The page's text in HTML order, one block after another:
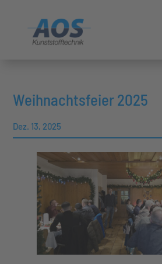
Weihnachtsfeier 2025
Dez. 13, 2025